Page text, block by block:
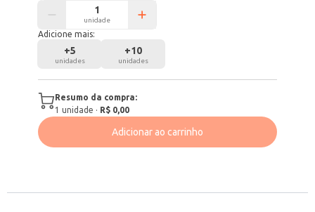
unidade
Adicione mais:
+5
unidades
+10
unidades
Resumo da compra:
1 unidade · R$ 0,00
Adicionar ao carrinho